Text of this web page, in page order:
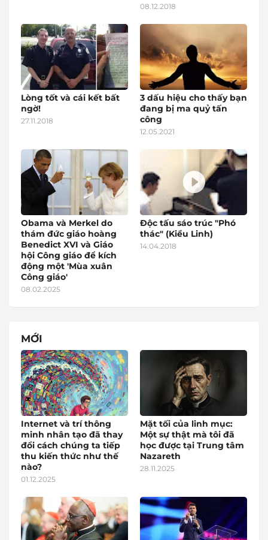
08.12.2018
Lòng tốt và cái kết bất
ngờ!
27.11.2018
3 dấu hiệu cho thấy bạn
đang bị ma quỷ tấn
công
12.05.2021
Obama và Merkel do
thám đức giáo hoàng
Benedict XVI và Giáo
hội Công giáo để kích
động một 'Mùa xuân
Công giáo'
08.02.2025
Độc tấu sáo trúc "Phó
thác" (Kiều Linh)
14.04.2018
MỚI
Internet và trí thông
minh nhân tạo đã thay
đổi cách chúng ta tiếp
thu kiến thức như thế
nào?
01.12.2025
Mặt tối của linh mục:
Một sự thật mà tôi đã
học được tại Trung tâm
Nazareth
28.11.2025